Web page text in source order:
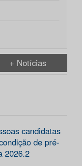
+ Notícias
candidatas
de pré-
2026.2